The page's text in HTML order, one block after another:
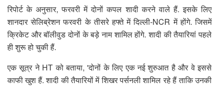
रिपोर्ट के अनुसार, फरवरी में दोनों कपल शादी करने वाले हैं. इसके लिए
शानदार सेलिब्रेशन फरवरी के तीसरे हफ्ते में दिल्ली-NCR में होंगे. जिसमें
क्रिकेट और बॉलीवुड दोनों के बड़े नाम शामिल होंगे. शादी की तैयारियां पहले
ही शुरू हो चुकी हैं.
एक सूत्र ने HT को बताया, 'दोनों के लिए एक नई शुरुआत है और वे इससे
काफी खुश हैं. शादी की तैयारियों में शिखर पर्सनली शामिल रहे हैं ताकि उनकी